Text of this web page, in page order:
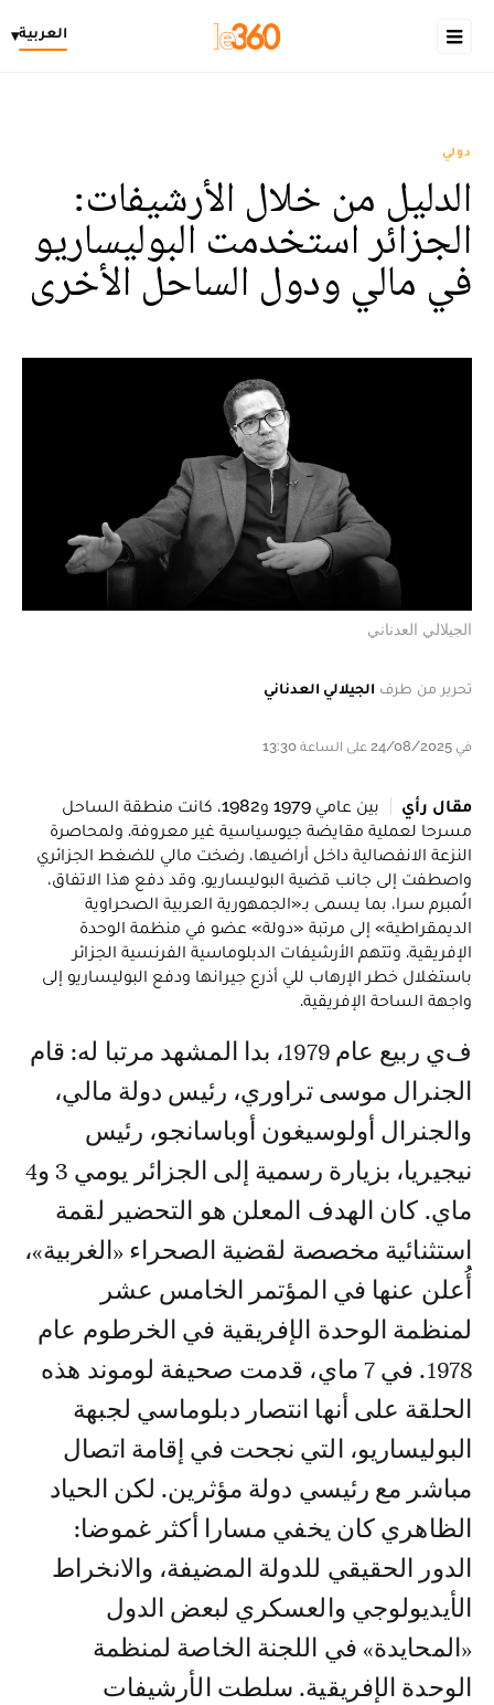
العربية▾
دولي
الدليل من خلال الأرشيفات:
الجزائر استخدمت البوليساريو
في مالي ودول الساحل الأخرى
الجيلالي العدناني
تحرير من طرف الجيلالي العدناني
في 24/08/2025 على الساعة 13:30
مقال رأي
بين عامي 1979 و1982، كانت منطقة الساحل
مسرحا لعملية مقايضة جيوسياسية غير معروفة. ولمحاصرة
النزعة الانفصالية داخل أراضيها، رضخت مالي للضغط الجزائري
واصطفت إلى جانب قضية البوليساريو. وقد دفع هذا الاتفاق،
الُمبرم سرا، بما يسمى بـ«الجمهورية العربية الصحراوية
الديمقراطية» إلى مرتبة «دولة» عضو في منظمة الوحدة
الإفريقية. وتتهم الأرشيفات الدبلوماسية الفرنسية الجزائر
باستغلال خطر الإرهاب للي أذرع جيرانها ودفع البوليساريو إلى
واجهة الساحة الإفريقية.
في ربيع عام 1979، بدا المشهد مرتبا له: قام
الجنرال موسى تراوري، رئيس دولة مالي،
والجنرال أولوسيغون أوباسانجو، رئيس
نيجيريا، بزيارة رسمية إلى الجزائر يومي 3 و4
ماي. كان الهدف المعلن هو التحضير لقمة
استثنائية مخصصة لقضية الصحراء «الغربية»،
أُعلن عنها في المؤتمر الخامس عشر
لمنظمة الوحدة الإفريقية في الخرطوم عام
1978. في 7 ماي، قدمت صحيفة لوموند هذه
الحلقة على أنها انتصار دبلوماسي لجبهة
البوليساريو، التي نجحت في إقامة اتصال
مباشر مع رئيسي دولة مؤثرين. لكن الحياد
الظاهري كان يخفي مسارا أكثر غموضا:
الدور الحقيقي للدولة المضيفة، والانخراط
الأيديولوجي والعسكري لبعض الدول
«المحايدة» في اللجنة الخاصة لمنظمة
الوحدة الإفريقية. سلطت الأرشيفات